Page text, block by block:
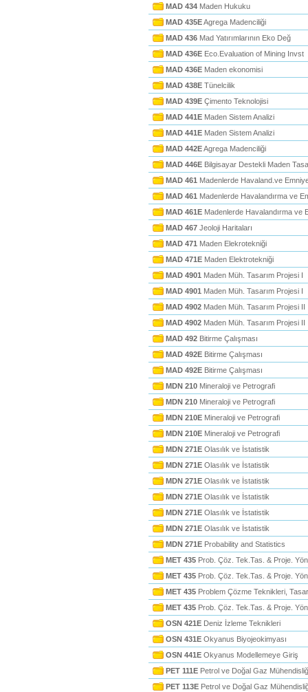
MAD 434 Maden Hukuku
MAD 435EAgrega Madenciliği
MAD 436 Mad Yatırımlarının Eko Değ
MAD 436E Eco.Evaluation of Mining Invst
MAD 436E Maden ekonomisi
MAD 438E Tünelcilik
MAD 439E Çimento Teknolojisi
MAD 441E Maden Sistem Analizi
MAD 441E Maden Sistem Analizi
MAD 442EAgrega Madenciliği
MAD 446E Bilgisayar Destekli Maden
MAD 461 Madenlerde Havaland.ve
MAD 461 Madenlerde Havalandırma ve
MAD 461E Madenlerde Havalandırma ve
MAD 467 Jeoloji Haritaları
MAD 471 Maden Elekrotekniği
MAD 471E Maden Elektrotekniği
MAD 4901 Maden Müh. Tasarım Projesi I
MAD 4901 Maden Müh. Tasarım Projesi I
MAD 4902 Maden Müh. Tasarım Projesi II
MAD 4902 Maden Müh. Tasarım Projesi II
MAD 492 Bitirme Çalışması
MAD 492E Bitirme Çalışması
MAD 492E Bitirme Çalışması
MDN 210 Mineraloji ve Petrografi
MDN 210 Mineraloji ve Petrografi
MDN 210E Mineraloji ve Petrografi
MDN 210E Mineraloji ve Petrografi
MDN 271E Olasılık ve İstatistik
MDN 271E Olasılık ve İstatistik
MDN 271E Olasılık ve İstatistik
MDN 271E Olasılık ve İstatistik
MDN 271E Olasılık ve İstatistik
MDN 271E Olasılık ve İstatistik
MDN 271E Probability and Statistics
MET 435 Prob. Çöz. Tek.Tas. & Proje.
MET 435 Prob. Çöz. Tek.Tas. & Proje.
MET 435 Problem Çözme Teknikleri,
MET 435 Prob. Çöz. Tek.Tas. & Proje.
OSN 421E Deniz İzleme Teknikleri
OSN 431E Okyanus Biyojeokimyası
OSN 441E Okyanus Modellemeye Giriş
PET 111E Petrol ve Doğal Gaz
PET 113E Petrol ve Doğal Gaz